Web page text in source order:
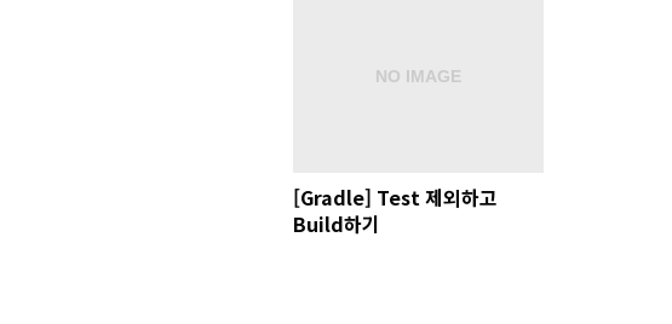
[Gradle] Test 제외하고
Build하기